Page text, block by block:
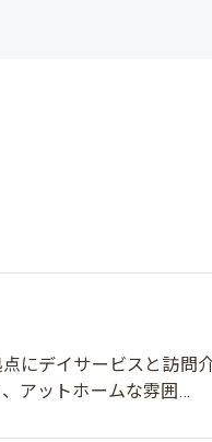
にデイサービスと訪問
アットホームな雰囲…